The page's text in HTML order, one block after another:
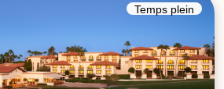
Temps plein